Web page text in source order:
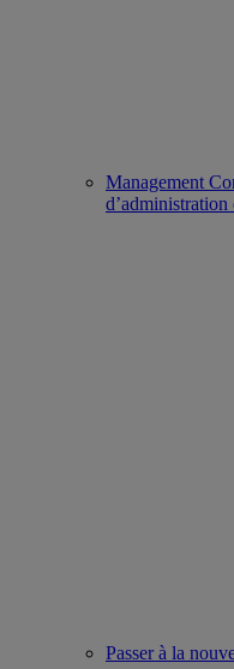
Management
Passer à la